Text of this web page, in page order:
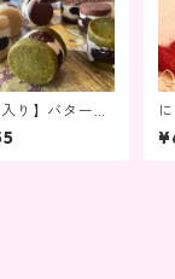
り】バターサ